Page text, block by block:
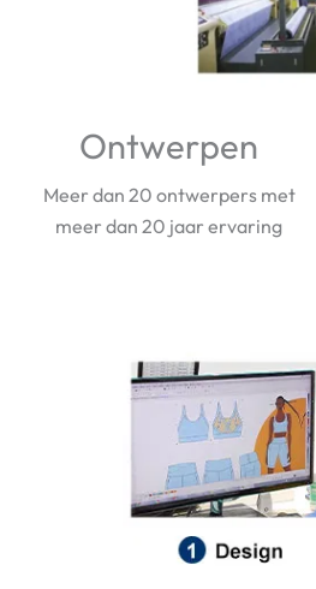
Ontwerpen
Meer dan 20 ontwerpers met
meer dan 20 jaar ervaring